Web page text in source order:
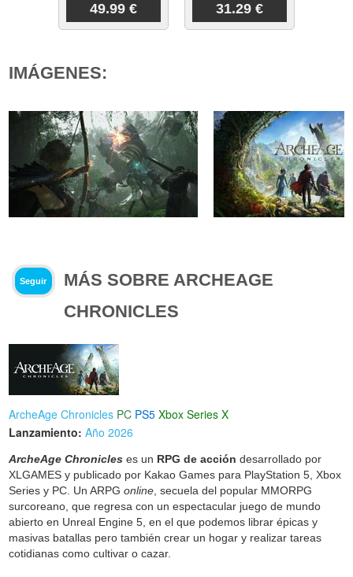
49.99 € 31.29 €
IMÁGENES:
Seguir
MÁS SOBRE ARCHEAGE
CHRONICLES
ArcheAge Chronicles PC PS5 Xbox Series X
Lanzamiento: Año 2026
ArcheAge Chronicles es un RPG de acción desarrollado por
XLGAMES y publicado por Kakao Games para PlayStation 5, Xbox
Series y PC. Un ARPGonline, secuela del popular MMORPG
surcoreano, que regresa con un espectacular juego de mundo
abierto en Unreal Engine 5, en el que podemos librar épicas y
masivas batallas pero también crear un hogar y realizar tareas
cotidianas como cultivar o cazar.